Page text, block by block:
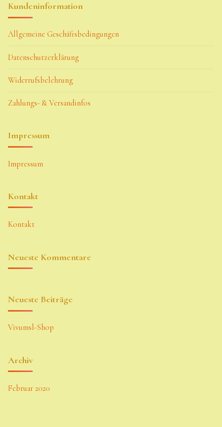
Kundeninformation
Allgemeine Geschäftsbedingungen
Datenschutzerklärung
Widerrufsbelehrung
Zahlungs- & Versandinfos
Impressum
Impressum
Kontakt
Kontakt
Neueste Kommentare
Neueste Beiträge
Vivumsl-Shop
Archiv
Februar 2020